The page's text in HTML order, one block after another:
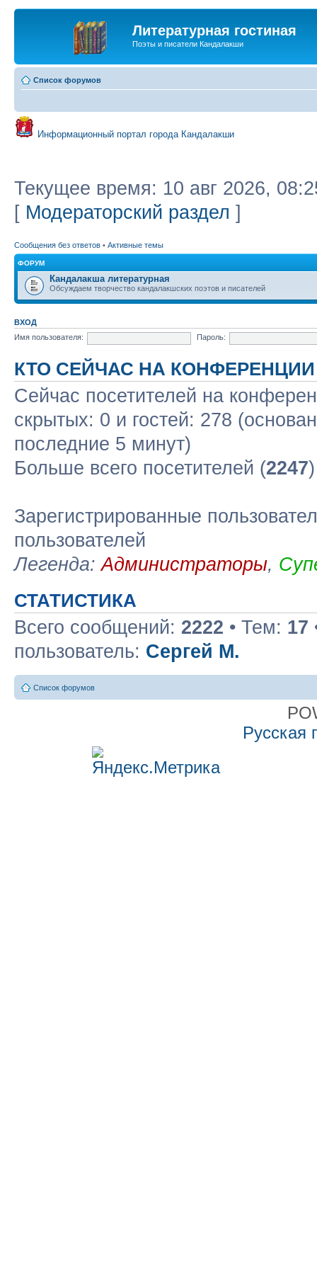
Литературная гостиная
Поэты и писатели Кандалакши
Список форумов
Информационный портал города Кандалакши
Текущее время: 10 авг 2026,
[ Модераторский раздел ]
Сообщения без ответов • Активные темы
ФОРУМ
Кандалакша литературная
Обсуждаем творчество кандалакшских поэтов и писателей
ВХОД
Имя пользователя:
Пароль:
КТО СЕЙЧАС НА КОНФЕРЕНЦИИ
Сейчас посетителей на
скрытых: 0 и гостей: 278
последние 5 минут)
Больше всего посетителей (2247
Зарегистрированные
пользователей
Легенда:Администраторы,
СТАТИСТИКА
Всего сообщений: 2222 • Тем: 17
пользователь: Сергей М.
Список форумов
Русская